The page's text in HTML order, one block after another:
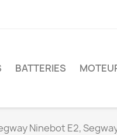
BATTERIES
Ninebot E2,